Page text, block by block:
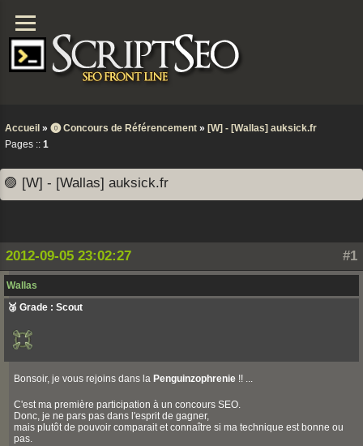
Accueil » ⓿ Concours de Référencement » [W] - [Wallas] auksick.fr
Pages :: 1
🟣 [W] - [Wallas] auksick.fr
#1
2012-09-05 23:02:27
Wallas
🥉 Grade : Scout
Bonsoir, je vous rejoins dans la Penguinzophrenie !! ...
C'est ma première participation à un concours SEO.
Donc, je ne pars pas dans l'esprit de gagner,
mais plutôt de pouvoir comparait et connaître si ma technique est bonne ou
pas.